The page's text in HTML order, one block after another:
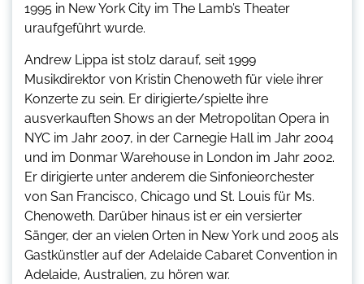
1995 in New York City im The Lamb’s Theater
uraufgeführt wurde.
Andrew Lippa ist stolz darauf, seit 1999
Musikdirektor von Kristin Chenoweth für viele ihrer
Konzerte zu sein. Er dirigierte/spielte ihre
ausverkauften Shows an der Metropolitan Opera in
NYC im Jahr 2007, in der Carnegie Hall im Jahr 2004
und im Donmar Warehouse in London im Jahr 2002.
Er dirigierte unter anderem die Sinfonieorchester
von San Francisco, Chicago und St. Louis für Ms.
Chenoweth. Darüber hinaus ist er ein versierter
Sänger, der an vielen Orten in New York und 2005 als
Gastkünstler auf der Adelaide Cabaret Convention in
Adelaide, Australien, zu hören war.